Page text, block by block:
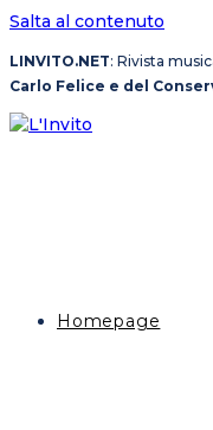
Salta al contenuto
LINVITO.NET: Rivista
Carlo Felice e del
Homepage